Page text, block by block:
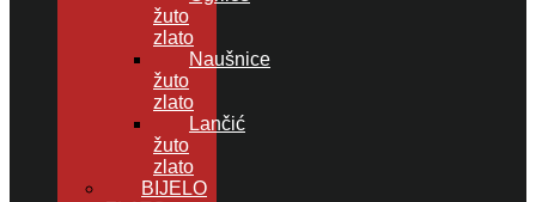
žuto
zlato
Naušnice
žuto
zlato
Lančić
žuto
zlato
BIJELO